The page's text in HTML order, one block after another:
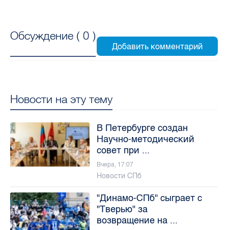
Обсуждение ( 0 )
Новости на эту тему
В Петербурге создан
Научно-методический
совет при ...
Вчера, 17:07
Новости СПб
"Динамо-СПб" сыграет с
"Тверью" за
возвращение на ...